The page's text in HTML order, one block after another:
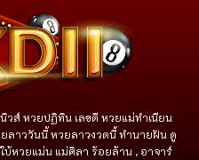
วส์ หวยปฏิทิน เลขดี หวยแม่ทำเนียน
ลาววันนี้ หวยลาวงวดนี้ ทำนายฝัน ดู
บ้หวยแม่น แม่ศิลา ร้อยล้าน , อาจาร์